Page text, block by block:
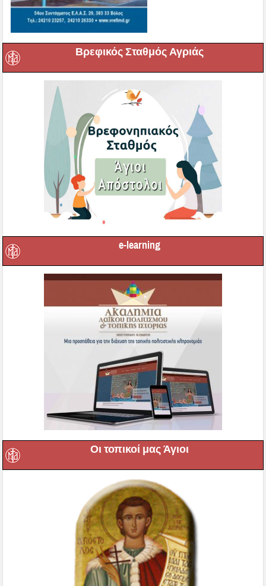
Βρεφικός Σταθμός Αγριάς
e-learning
Οι τοπικοί μας Άγιοι